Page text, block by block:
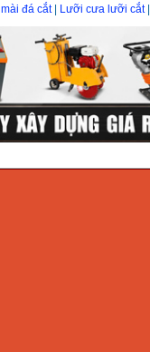
đá cắt| Lưỡi cưa lưỡi cắt